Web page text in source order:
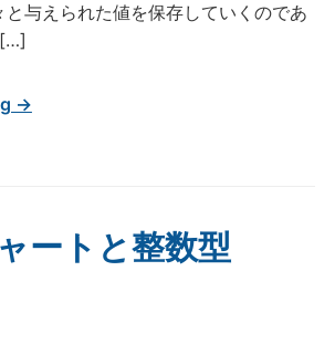
与えられた値を保存していくのであ
→
ートと整数型